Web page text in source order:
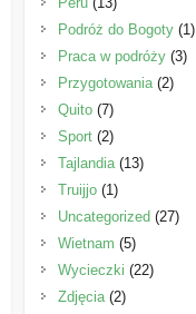
Podróż do Bogoty(1)
Praca w podróży(3)
Przygotowania(2)
Quito(7)
Sport(2)
Tajlandia(13)
Truijjo(1)
Uncategorized(27)
Wietnam (5)
Wycieczki (22)
Zdjęcia(2)